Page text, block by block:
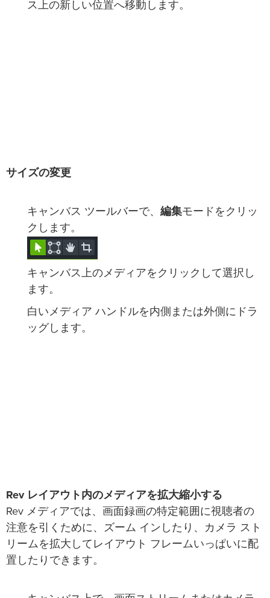
ス上の新しい位置へ移動します。
サイズの変更
キャンバス ツールバーで、 編集モードをクリッ
クします。
キャンバス上のメディアをクリックして選択し
ます。
白いメディア ハンドルを内側または外側にドラ
ッグします。
Rev レイアウト内のメディアを拡大縮小する
Rev メディアでは、画面録画の特定範囲に視聴者の
注意を引くために、ズーム インしたり、カメラ スト
リームを拡大してレイアウト フレームいっぱいに配
置したりできます。